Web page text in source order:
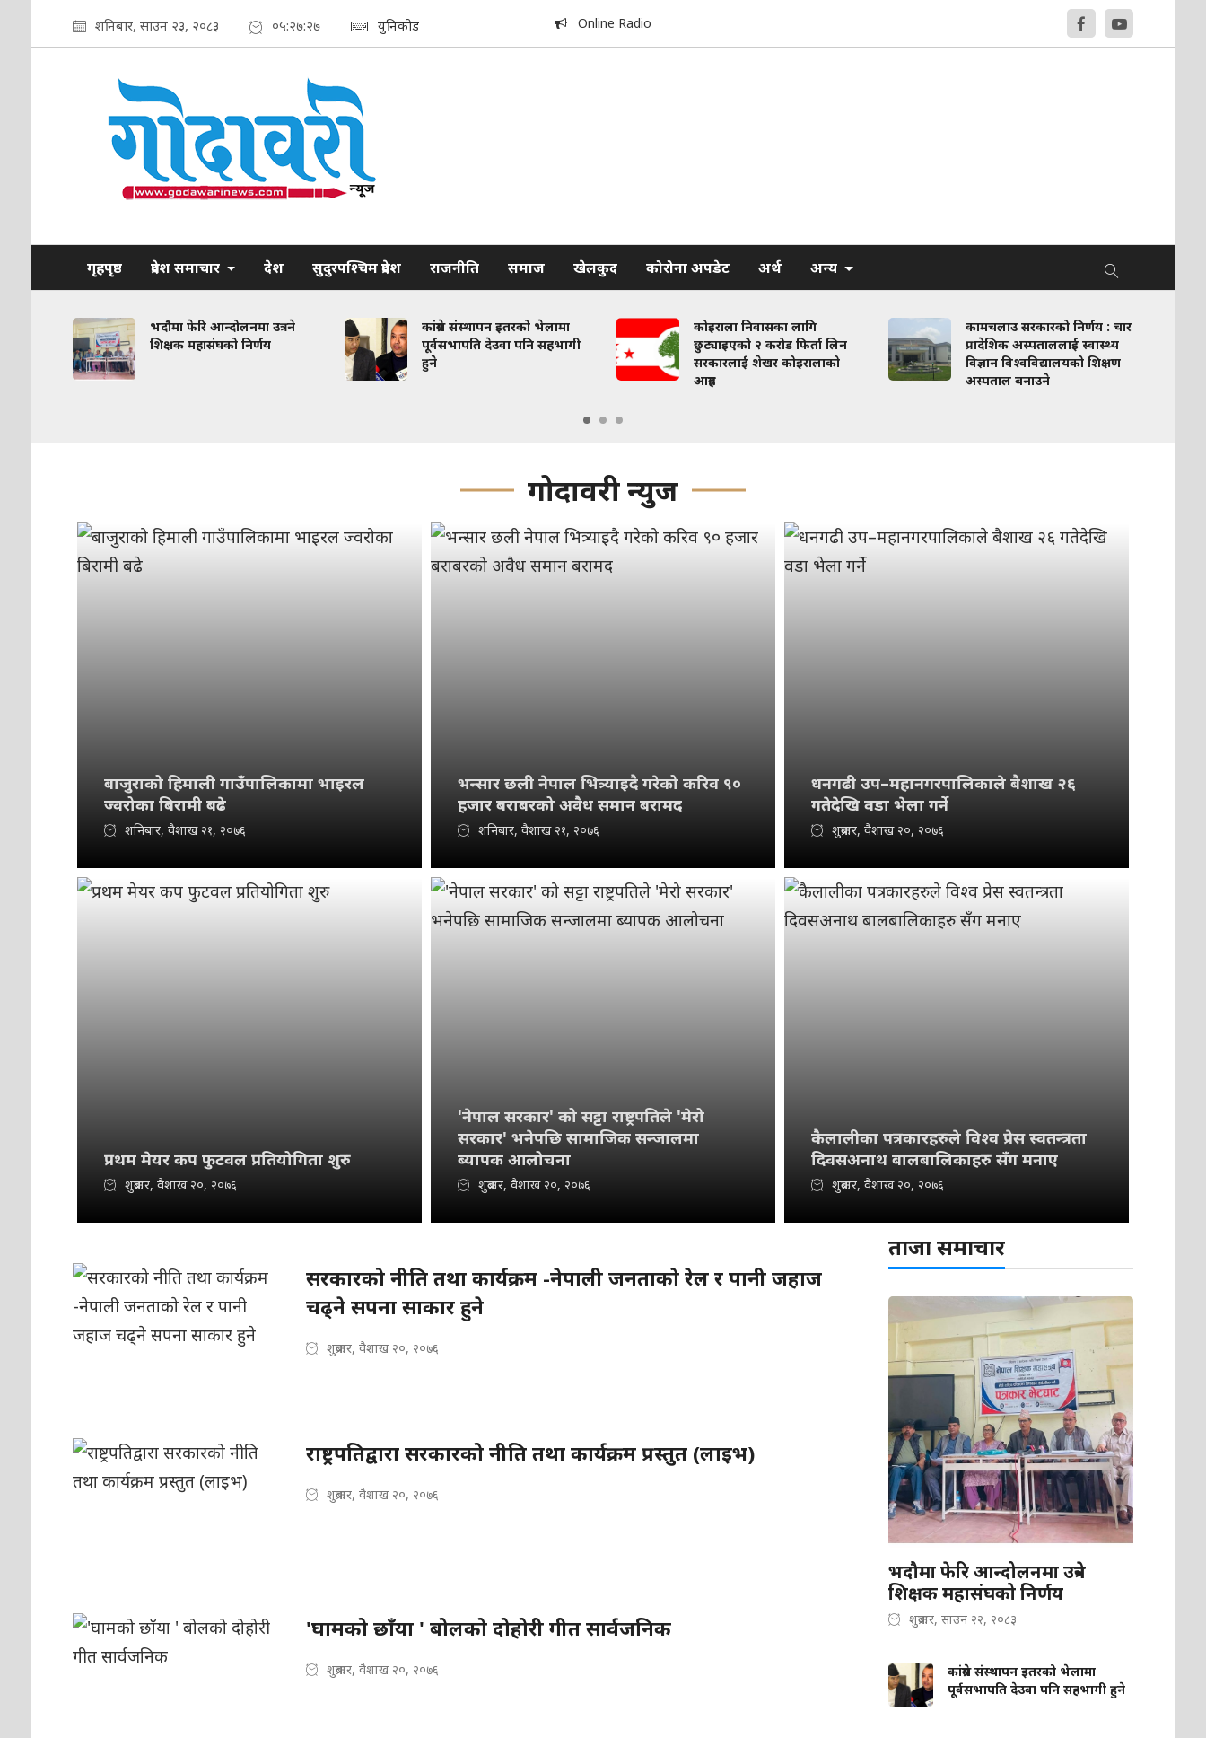
शनिबार, साउन २३, २०८३ ०५:२७:२८ युनिकोड Online Radio
गृहपृष्ठ प्रदेश समाचार देश सुदुरपश्चिम प्रदेश राजनीति समाज खेलकुद कोरोना अपडेट अर्थ अन्य
भदौमा फेरि आन्दोलनमा उत्रने
शिक्षक महासंघको निर्णय
कांग्रेस संस्थापन इतरको भेलामा
पूर्वसभापति देउवा पनि सहभागी
हुने
कोइराला निवासका लागि
छुट्याइएको २ करोड फिर्ता लिन
सरकारलाई शेखर कोइरालाको
आग्रह
कामचलाउ सरकारको निर्णय : चार
प्रादेशिक अस्पताललाई स्वास्थ्य
विज्ञान विश्वविद्यालयको शिक्षण
अस्पताल बनाउने
गोदावरी न्युज
बाजुराको हिमाली गाउँपालिकामा भाइरल
ज्वरोका बिरामी बढे
शनिबार, वैशाख २१, २०७६
भन्सार छली नेपाल भित्र्याइदै गरेको करिव ९०
हजार बराबरको अवैध समान बरामद
शनिबार, वैशाख २१, २०७६
धनगढी उप–महानगरपालिकाले बैशाख २६
गतेदेखि वडा भेला गर्ने
शुक्रबार, वैशाख २०, २०७६
प्रथम मेयर कप फुटवल प्रतियोगिता शुरु
शुक्रबार, वैशाख २०, २०७६
'नेपाल सरकार' को सट्टा राष्ट्रपतिले 'मेरो
सरकार' भनेपछि सामाजिक सन्जालमा
ब्यापक आलोचना
शुक्रबार, वैशाख २०, २०७६
कैलालीका पत्रकारहरुले विश्व प्रेस स्वतन्त्रता
दिवसअनाथ बालबालिकाहरु सँग मनाए
शुक्रबार, वैशाख २०, २०७६
सरकारको नीति तथा कार्यक्रम -नेपाली जनताकाे रेल र पानी जहाज
चढ्ने सपना साकार हुने
शुक्रबार, वैशाख २०, २०७६
राष्ट्रपतिद्वारा सरकारको नीति तथा कार्यक्रम प्रस्तुत (लाइभ)
शुक्रबार, वैशाख २०, २०७६
'घामको छाँया ' बोलको दोहोरी गीत सार्वजनिक
शुक्रबार, वैशाख २०, २०७६
ताजा समाचार
भदौमा फेरि आन्दोलनमा उत्रने
शिक्षक महासंघको निर्णय
शुक्रबार, साउन २२, २०८३
कांग्रेस संस्थापन इतरको भेलामा
पूर्वसभापति देउवा पनि सहभागी हुने